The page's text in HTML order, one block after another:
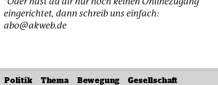
eingerichtet, dann schreib uns einfach:
abo@akweb.de
Politik Thema Bewegung Gesellschaft